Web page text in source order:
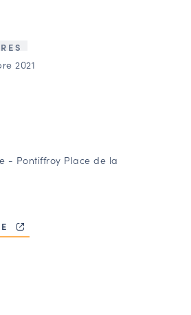
ET DE STAGE
2021
- Pontiffroy Place de la